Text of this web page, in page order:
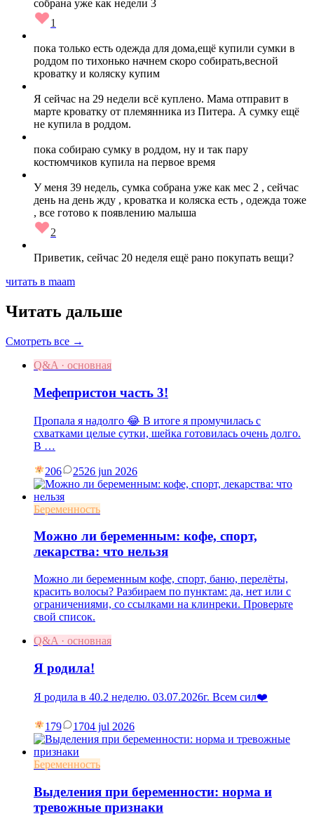
собрана уже как недели 3
1
пока только есть одежда для дома,ещё купили сумки в
роддом по тихонько начнем скоро собирать,весной
кроватку и коляску купим
Я сейчас на 29 недели всё куплено. Мама отправит в
марте кроватку от племянника из Питера. А сумку ещё
не купила в роддом.
пока собираю сумку в роддом, ну и так пару
костюмчиков купила на первое время
У меня 39 недель, сумка собрана уже как мес 2 , сейчас
день на день жду , кроватка и коляска есть , одежда тоже
, все готово к появлению малыша
2
Приветик, сейчас 20 неделя ещё рано покупать вещи?
читать в maam
Читать дальше
Смотреть все →
Q&A · основная
Мефепристон часть 3!
Пропала я надолго 😂 В итоге я промучилась с
схватками целые сутки, шейка готовилась очень долго.
В …
206 2526 jun 2026
Беременность
Можно ли беременным: кофе, спорт,
лекарства: что нельзя
Можно ли беременным кофе, спорт, баню, перелёты,
красить волосы? Разбираем по пунктам: да, нет или с
ограничениями, со ссылками на клинреки. Проверьте
свой список.
Q&A · основная
Я родила!
Я родила в 40.2 неделю. 03.07.2026г. Всем сил❤️
179 1704 jul 2026
Беременность
Выделения при беременности: норма и
тревожные признаки